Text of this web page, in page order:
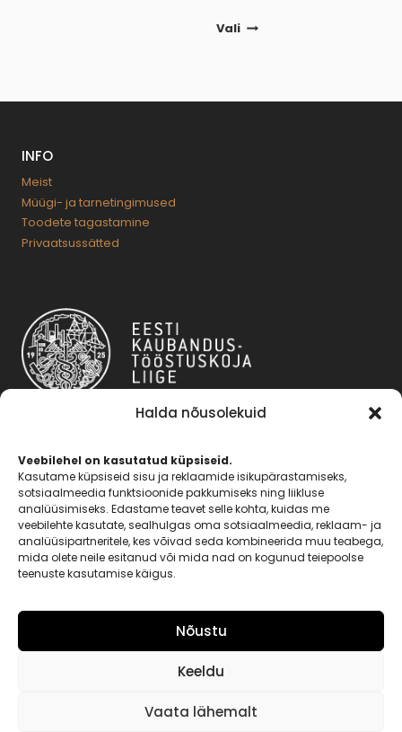
Halda nõusolekuid
Veebilehel on kasutatud küpsiseid.
Kasutame küpsiseid sisu ja reklaamide isikupärastamiseks,
sotsiaalmeedia funktsioonide pakkumiseks ning liikluse
analüüsimiseks. Edastame teavet selle kohta, kuidas me
veebilehte kasutate, sealhulgas oma sotsiaalmeedia, reklaam- ja
analüüsipartneritele, kes võivad seda kombineerida muu teabega,
mida olete neile esitanud või mida nad on kogunud teiepoolse
teenuste kasutamise käigus.
Nõustu
Keeldu
Vaata lähemalt
Vali
INFO
Meist
Müügi- ja tarnetingimused
Toodete tagastamine
Privaatsussätted
KONTAKT
E-R 9:00-17:00
Tööstuse 43, Tallinn 10411
PAPIIR – PABERID JA TARVIKUD